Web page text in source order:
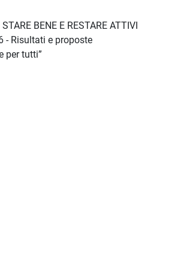
BENE E RESTARE ATTIVI
- Risultati e proposte
per tutti”